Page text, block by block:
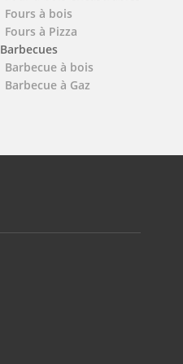
Fours à bois
Fours à Pizza
Barbecues
Barbecue à bois
Barbecue à Gaz